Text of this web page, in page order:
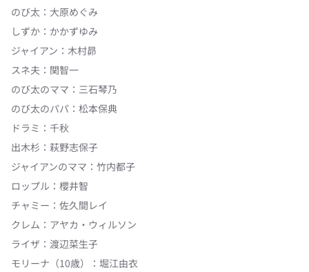
のび太 ： 大原めぐみ
しずか ： かかずゆみ
ジャイアン ： 木村昴
スネ夫 ： 関智一
のび太のママ ： 三石琴乃
のび太のパパ ： 松本保典
ドラミ ： 千秋
出木杉 ： 萩野志保子
ジャイアンのママ ： 竹内都子
ロップル ： 櫻井智
チャミー ： 佐久間レイ
クレム ： アヤカ・ウィルソン
ライザ ： 渡辺菜生子
モリーナ（10歳）
： 堀江由衣